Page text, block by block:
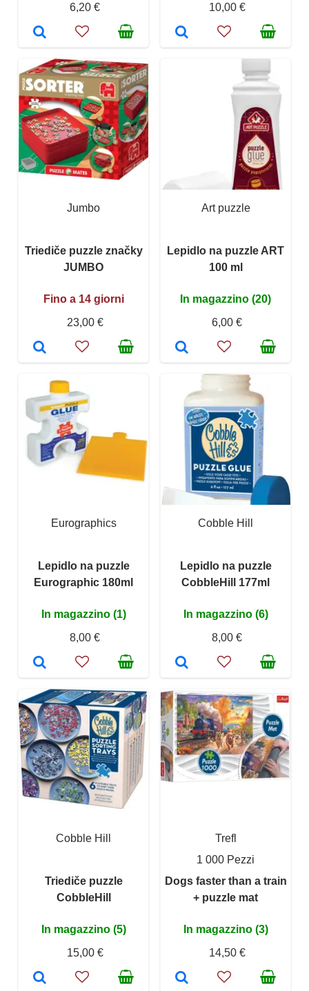
6,20 €
10,00 €
Jumbo
Triediče puzzle značky
JUMBO
Fino a 14 giorni
23,00 €
Art puzzle
Lepidlo na puzzle ART
100 ml
In magazzino (20)
6,00 €
Eurographics
Lepidlo na puzzle
Eurographic 180ml
In magazzino (1)
8,00 €
Cobble Hill
Lepidlo na puzzle
CobbleHill 177ml
In magazzino (6)
8,00 €
Cobble Hill
Triediče puzzle
CobbleHill
In magazzino (5)
15,00 €
Trefl
1 000 Pezzi
Dogs faster than a train
+ puzzle mat
In magazzino (3)
14,50 €